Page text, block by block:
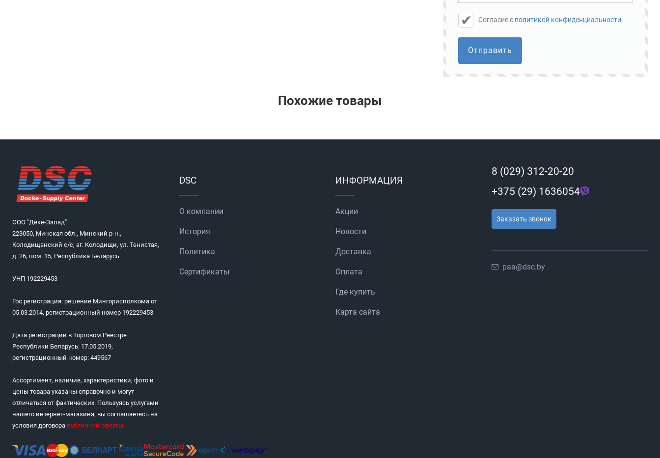
Cогласие с политикой конфиденциальности
Отправить
Похожие товары
ООО "Дёке-Запад"
223050, Минская обл., Минский р-н.,
Колодищанский с/с, аг. Колодищи, ул. Тенистая,
д. 26, пом. 15, Республика Беларусь
УНП 192229453
Гос.регистрация: решение Мингорисполкома от
05.03.2014, регистрационный номер 192229453
Дата регистрации в Торговом Реестре
Республики Беларусь: 17.05.2019,
регистрационный номер: 449567
Ассортимент, наличие, характеристики, фото и
цены товара указаны справочно и могут
отличаться от фактических. Пользуясь услугами
нашего интернет-магазина, вы соглашаетесь на
условия договора публичной оферты.
DSC
О компании
История
Политика
Сертификаты
ИНФОРМАЦИЯ
Акции
Новости
Доставка
Оплата
Где купить
Карта сайта
8 (029) 312-20-20
+375 (29) 1636054
Заказать звонок
paa@dsc.by